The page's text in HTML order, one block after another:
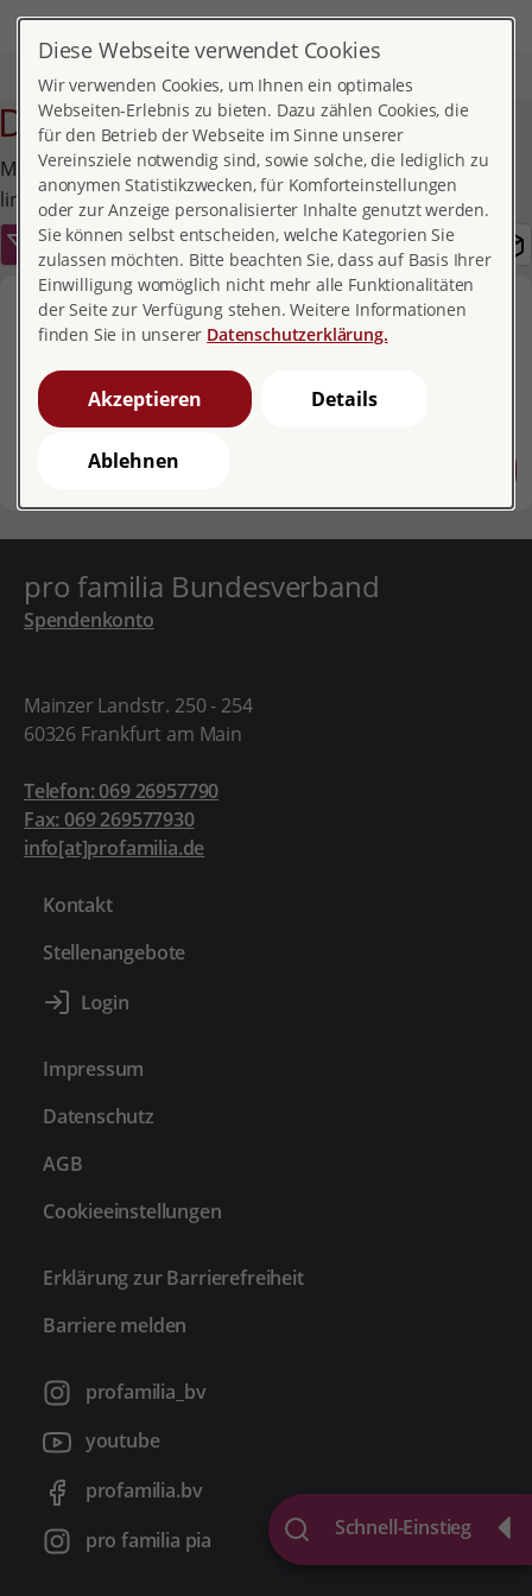
DE MENÜ
Start Publikationen und Broschüren Detail
Schnell-Einstieg
Detail
Mehr Publikationen finden Sie über den Filter-Button
links.
pro familia magazin 04/2010
Prävention
PDF-Dokument zum Download
Preis: € 5,10
pro familia Bundesverband
Spendenkonto
Mainzer Landstr. 250 - 254
60326 Frankfurt am Main
Telefon: 069 26957790
Fax: 069 269577930
info[at]profamilia.de
Kontakt
Stellenangebote
Impressum
Datenschutz
AGB
Cookieeinstellungen
Erklärung zur Barrierefreiheit
Barriere melden
profamilia_bv
youtube
profamilia.bv
pro familia pia
Diese Webseite verwendet Cookies
Wir verwenden Cookies, um Ihnen ein optimales
Webseiten-Erlebnis zu bieten. Dazu zählen Cookies, die
für den Betrieb der Webseite im Sinne unserer
Vereinsziele notwendig sind, sowie solche, die lediglich zu
anonymen Statistikzwecken, für Komforteinstellungen
oder zur Anzeige personalisierter Inhalte genutzt werden.
Sie können selbst entscheiden, welche Kategorien Sie
zulassen möchten. Bitte beachten Sie, dass auf Basis Ihrer
Einwilligung womöglich nicht mehr alle Funktionalitäten
der Seite zur Verfügung stehen. Weitere Informationen
finden Sie in unserer Datenschutzerklärung.
Akzeptieren Details
Ablehnen